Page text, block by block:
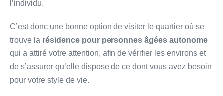
l’individu.
C’est donc une bonne option de visiter le quartier où se
trouve la résidence pour personnes âgées autonome
qui a attiré votre attention, afin de vérifier les environs et
de s’assurer qu’elle dispose de ce dont vous avez besoin
pour votre style de vie.